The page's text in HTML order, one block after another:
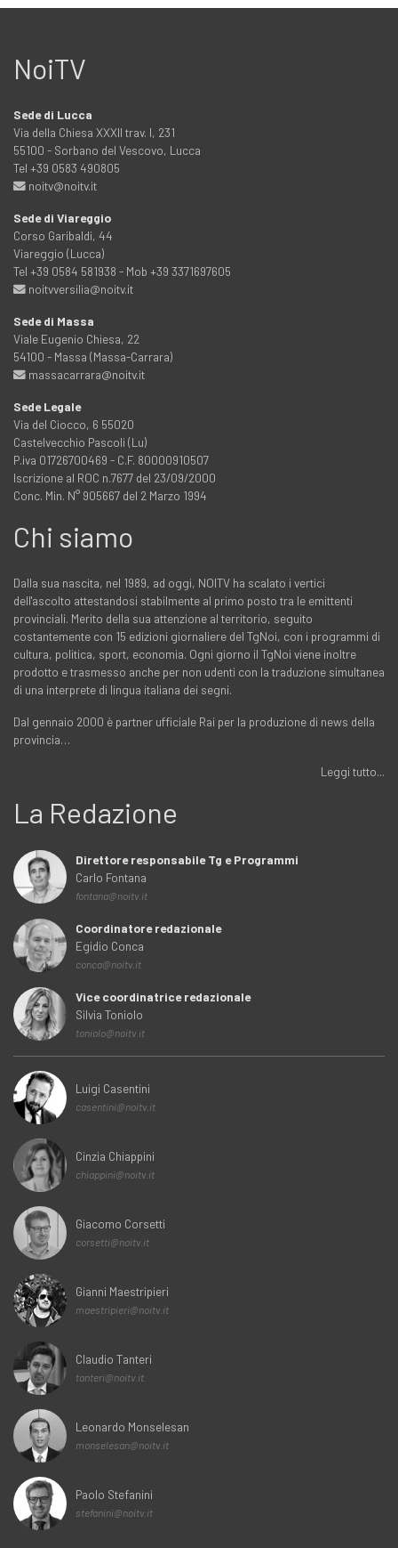
NoiTV
Sede di Lucca
Via della Chiesa XXXII trav. I, 231
55100 - Sorbano del Vescovo, Lucca
Tel +39 0583 490805
noitv@noitv.it
Sede di Viareggio
Corso Garibaldi, 44
Viareggio (Lucca)
Tel +39 0584 581938 - Mob +39 3371697605
noitvversilia@noitv.it
Sede di Massa
Viale Eugenio Chiesa, 22
54100 - Massa (Massa-Carrara)
massacarrara@noitv.it
Sede Legale
Via del Ciocco, 6 55020
Castelvecchio Pascoli (Lu)
P.iva 01726700469 - C.F. 80000910507
Iscrizione al ROC n.7677 del 23/09/2000
Conc. Min. N° 905667 del 2 Marzo 1994
Chi siamo
Dalla sua nascita, nel 1989, ad oggi, NOITV ha scalato i vertici
dell'ascolto attestandosi stabilmente al primo posto tra le emittenti
provinciali. Merito della sua attenzione al territorio, seguito
costantemente con 15 edizioni giornaliere del TgNoi, con i programmi di
cultura, politica, sport, economia. Ogni giorno il TgNoi viene inoltre
prodotto e trasmesso anche per non udenti con la traduzione simultanea
di una interprete di lingua italiana dei segni.
Dal gennaio 2000 è partner ufficiale Rai per la produzione di news della
provincia…
Leggi tutto...
La Redazione
Direttore responsabile Tg e Programmi
Carlo Fontana
fontana@noitv.it
Coordinatore redazionale
Egidio Conca
conca@noitv.it
Vice coordinatrice redazionale
Silvia Toniolo
toniolo@noitv.it
Luigi Casentini
casentini@noitv.it
Cinzia Chiappini
chiappini@noitv.it
Giacomo Corsetti
corsetti@noitv.it
Gianni Maestripieri
maestripieri@noitv.it
Claudio Tanteri
tanteri@noitv.it
Leonardo Monselesan
monselesan@noitv.it
Paolo Stefanini
stefanini@noitv.it